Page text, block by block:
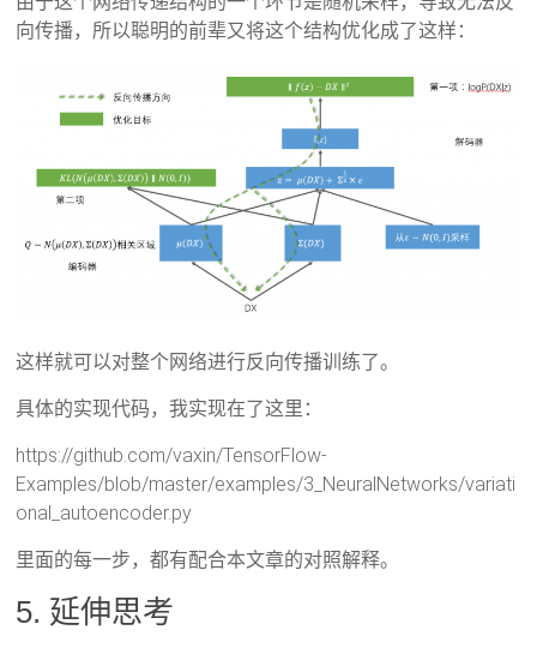
向传播，所以聪明的前辈又将这个结构优化成了这样：
这样就可以对整个网络进行反向传播训练了。
具体的实现代码，我实现在了这里：
https://github.com/vaxin/TensorFlow-
Examples/blob/master/examples/3_NeuralNetworks/variati
onal_autoencoder.py
里面的每一步，都有配合本文章的对照解释。
5. 延伸思考